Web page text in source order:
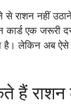
से राशन नहीं
कार्ड एक जरूरी
है। लेकिन अब
हैं राशन